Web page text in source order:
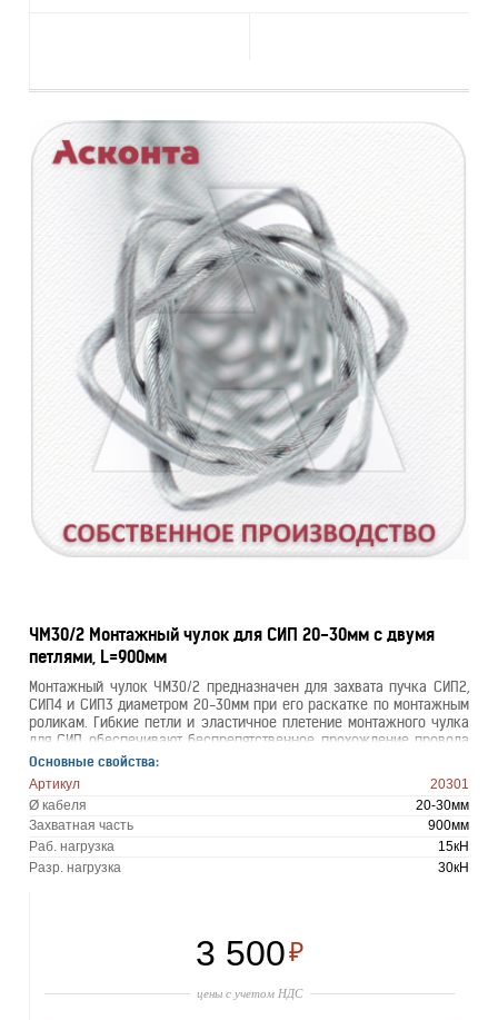
ЧМ30/2 Монтажный чулок для СИП 20-30мм с двумя
петлями, L=900мм
Монтажный чулок ЧМ30/2 предназначен для захвата пучка СИП2,
СИП4 и СИП3 диаметром 20-30мм при его раскатке по монтажным
роликам. Гибкие петли и эластичное плетение монтажного чулка
для СИП обеспечивают беспрепятственное прохождение провода
по раскаточным роликам и его надежный захват.
Основные свойства:
Артикул
20301
Ø кабеля
20-30мм
Захватная часть
900мм
Раб. нагрузка
15кН
Разр. нагрузка
30кН
3 500₽
цены с учетом НДС